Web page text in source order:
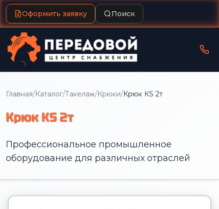
Оформить заявку Поиск
Главная/Каталог/Такелаж/Крюки/Крюк КS 2т
Крюк КS 2т
Профессиональное промышленное
оборудование для различных отраслей